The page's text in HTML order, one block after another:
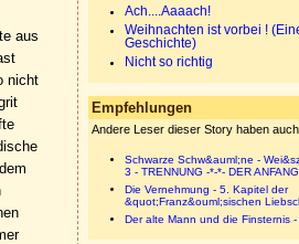
aus
nicht
Ach....Aaaach!
Weihnachten ist vorbei !
Geschichte)
Nicht so richtig
Empfehlungen
Andere Leser dieser Story haben
Schwarze Schw&auml;ne -
3 - TRENNUNG -*-*- DER
Die Vernehmung - 5. Kapitel der
&quot;Franz&ouml;sischen
Der alte Mann und die Finsternis